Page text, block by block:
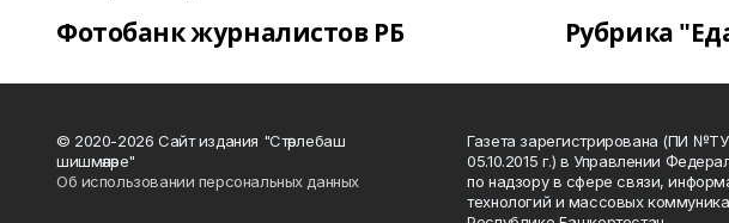
Фотобанк журналистов РБ Рубрика
© 2020-2026 Сайт издания "Стәрлебаш
шишмәләре"
Об использовании персональных данных
Газета зарегистрирована (ПИ №ТУ
05.10.2015 г.) в Управлении
по надзору в сфере связи,
технологий и массовых